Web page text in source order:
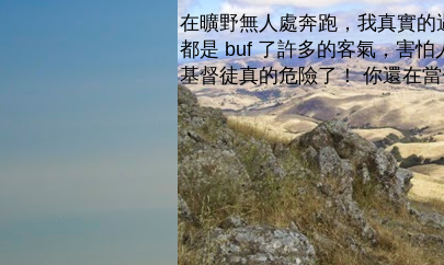
在曠野無人處奔跑，我真實
都是 buf 了許多的客氣，害
基督徒真的危險了！ 你還在